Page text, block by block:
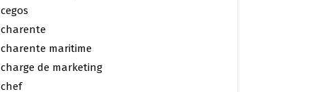
cegos
charente
charente maritime
charge de marketing
chef